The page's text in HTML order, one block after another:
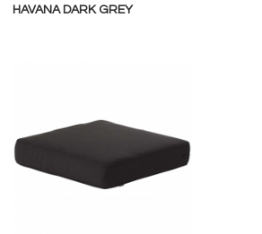
HAVANA DARK GREY